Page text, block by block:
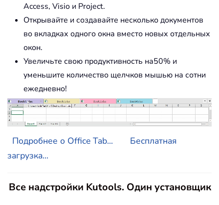
Access, Visio и Project.
Открывайте и создавайте несколько документов
во вкладках одного окна вместо новых отдельных
окон.
Увеличьте свою продуктивность на50% и
уменьшите количество щелчков мышью на сотни
ежедневно!
Подробнее о Office Tab...
Бесплатная
загрузка...
Все надстройки Kutools. Один установщик